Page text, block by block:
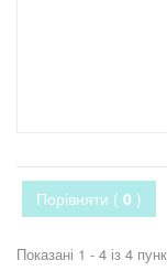
Порівняти ( 0 )
Показані 1 - 4 із 4